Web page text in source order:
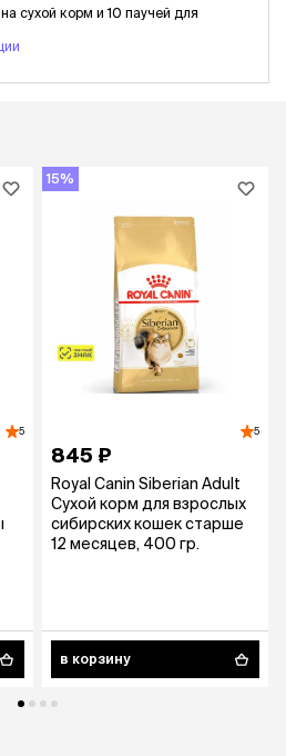
сухой корм и 10 паучей для
5
15%
5
845 ₽
Royal Canin Siberian Adult
Сухой корм для взрослых
сибирских кошек старше
12 месяцев, 400 гр.
в корзину